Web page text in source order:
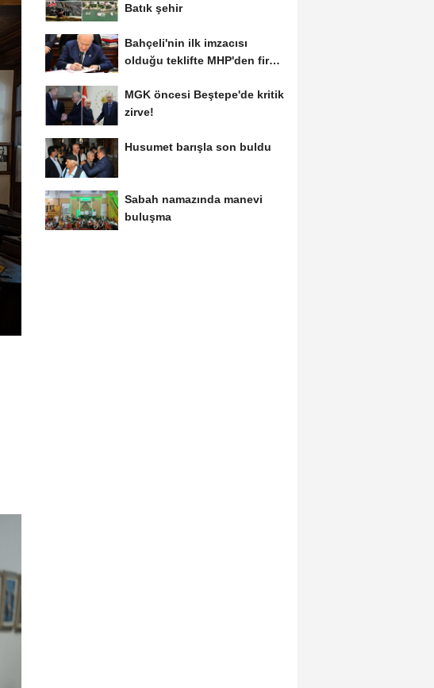
Batık şehir
Bahçeli'nin ilk imzacısı
olduğu teklifte MHP'den fire
MGK öncesi Beştepe'de kritik
zirve!
Husumet barışla son buldu
Sabah namazında manevi
buluşma